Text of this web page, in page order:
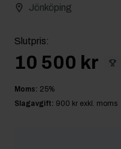
Jönköping
Slutpris:
10 500 kr
Moms: 25%
Slagavgift: 900 kr exkl. moms